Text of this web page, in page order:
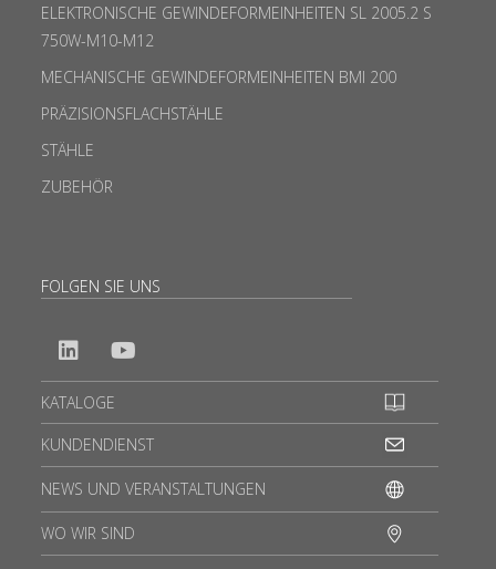
ELEKTRONISCHE GEWINDEFORMEINHEITEN SL 2005.2 S
750W-M10-M12
MECHANISCHE GEWINDEFORMEINHEITEN BMI 200
PRÄZISIONSFLACHSTÄHLE
STÄHLE
ZUBEHÖR
FOLGEN SIE UNS
KATALOGE
KUNDENDIENST
NEWS UND VERANSTALTUNGEN
WO WIR SIND